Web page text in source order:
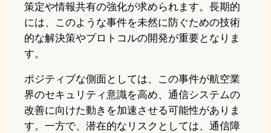
策定や情報共有の強化が求められます。長期的
には、このような事件を未然に防ぐための技術
的な解決策やプロトコルの開発が重要となりま
す。
ポジティブな側面としては、この事件が航空業
界のセキュリティ意識を高め、通信システムの
改善に向けた動きを加速させる可能性がありま
す。一方で、潜在的なリスクとしては、通信障